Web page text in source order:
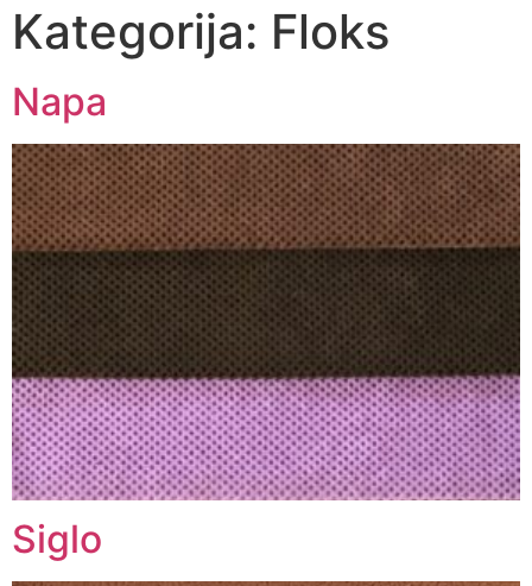
Kategorija: Floks
Napa
Siglo